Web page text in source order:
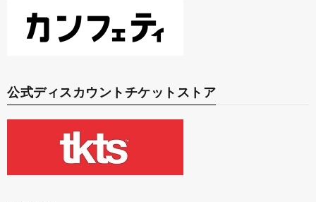
公式ディスカウントチケットストア